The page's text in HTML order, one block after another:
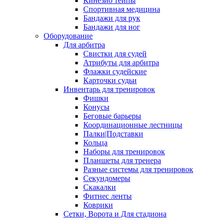
Спортивная медицина
Бандажи для рук
Бандажи для ног
Оборудование
Для арбитра
Свистки для судей
Атрибуты для арбитра
Флажки судейские
Карточки судьи
Инвентарь для тренировок
Фишки
Конусы
Беговые барьеры
Координационные лестницы
Палки|Подставки
Кольца
Наборы для тренировок
Планшеты для тренера
Разные системы для тренировок
Секундомеры
Скакалки
Фитнес ленты
Коврики
Сетки, Ворота и Для стадиона